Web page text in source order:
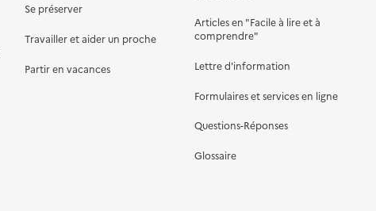
Se préserver
Travailler et aider un proche
Partir en vacances
Articles en "Facile à lire et à
comprendre"
Lettre d'information
Formulaires et services en ligne
Questions-Réponses
Glossaire